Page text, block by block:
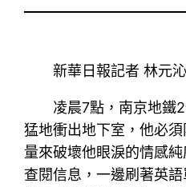
新華日報記者 林元
凌晨7點，南京地鐵
猛地衝出地下室，他必
量來破壞他眼淚的情感
查閱信息，一邊刷著英